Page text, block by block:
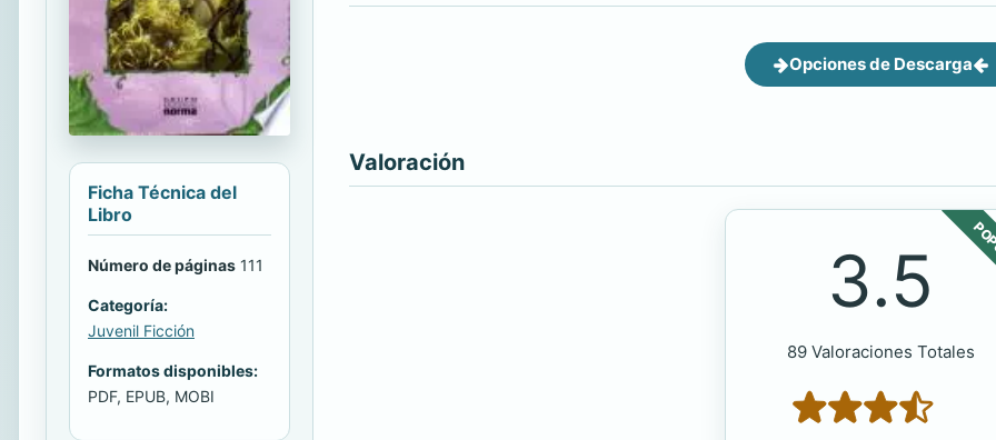
Ficha Técnica del
Libro
Número de páginas 111
Categoría:
Juvenil Ficción
Formatos disponibles:
PDF, EPUB, MOBI
Opciones de Descarga
Valoración
3.5
89 Valoraciones Totales